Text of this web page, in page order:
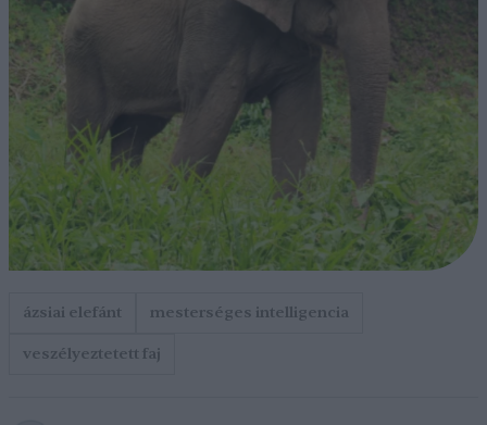
ázsiai elefánt
mesterséges intelligencia
veszélyeztetett faj